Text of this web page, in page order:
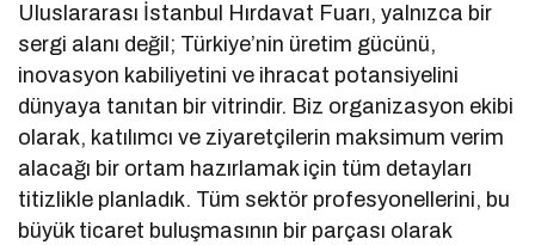
Uluslararası İstanbul Hırdavat Fuarı, yalnızca bir
sergi alanı değil; Türkiye’nin üretim gücünü,
inovasyon kabiliyetini ve ihracat potansiyelini
dünyaya tanıtan bir vitrindir. Biz organizasyon ekibi
olarak, katılımcı ve ziyaretçilerin maksimum verim
alacağı bir ortam hazırlamak için tüm detayları
titizlikle planladık. Tüm sektör profesyonellerini, bu
büyük ticaret buluşmasının bir parçası olarak